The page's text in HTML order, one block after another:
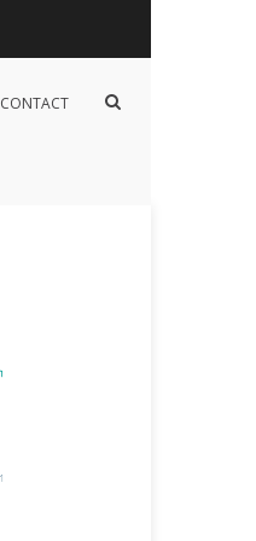
CONTACT
Afficher